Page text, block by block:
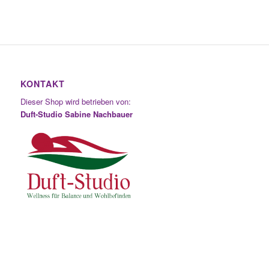
KONTAKT
Dieser Shop wird betrieben von:
Duft-Studio Sabine Nachbauer